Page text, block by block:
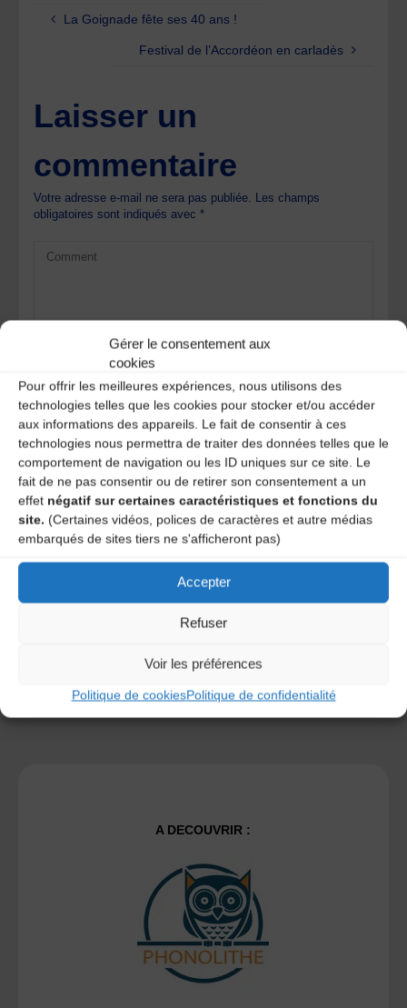
Gérer le consentement aux
cookies
Pour offrir les meilleures expériences, nous utilisons des
technologies telles que les cookies pour stocker et/ou accéder
aux informations des appareils. Le fait de consentir à ces
technologies nous permettra de traiter des données telles que le
comportement de navigation ou les ID uniques sur ce site. Le
fait de ne pas consentir ou de retirer son consentement a un
effet négatif sur certaines caractéristiques et fonctions du
site. (Certaines vidéos, polices de caractères et autre médias
embarqués de sites tiers ne s'afficheront pas)
Accepter
Refuser
Voir les préférences
Politique de cookiesPolitique de confidentialité
La Goignade fête ses 40 ans !
Festival de l’Accordéon en carladès
Laisser un
commentaire
Votre adresse e-mail ne sera pas publiée. Les champs
obligatoires sont indiqués avec*
Save my name, email, and site URL in my browser for next
time I post a comment.
Ce site utilise Akismet pour réduire les indésirables.En
savoir plus sur la façon dont les données de vos
A DECOUVRIR :